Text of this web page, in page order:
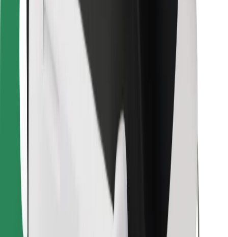
Пользовательское соглашение
Файлы cookies
Безопасность
Подача за считаные минуты!
Скачать приложение Bolt
Найдите своё любимое блюдо!
Скачать приложение Bolt Food